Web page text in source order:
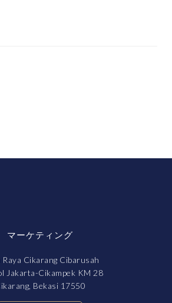
マーケティング
Raya Cikarang Cibarusah
Jakarta-Cikampek KM 28
Bekasi 17550